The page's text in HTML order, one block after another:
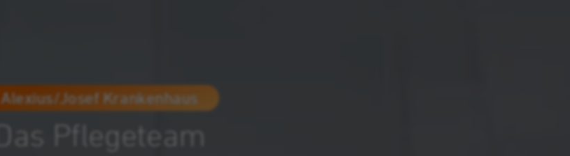
Das Pflegeteam
Alexius/Josef Krankenhaus